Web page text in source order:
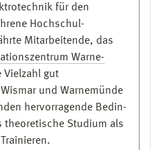
beruflicher
welches einen
zum
aufweist.
als Abschluss einer
Meisterin nach dem
oder der
für den
Hochschul­
Mitarbeitende, das
Warne­
Vielzahl gut
und Warnemünde
hervorragende Be­din­
theoretische Studium als